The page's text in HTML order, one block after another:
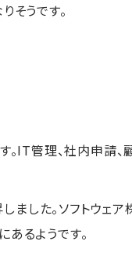
そうです。
。IT管理、社内申請
した。ソフトウェ
るようです。